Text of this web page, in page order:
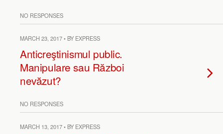
NO RESPONSES
MARCH 23, 2017 • BY EXPRESS
Anticreştinismul public.
Manipulare sau Război
nevăzut?
NO RESPONSES
MARCH 13, 2017 • BY EXPRESS